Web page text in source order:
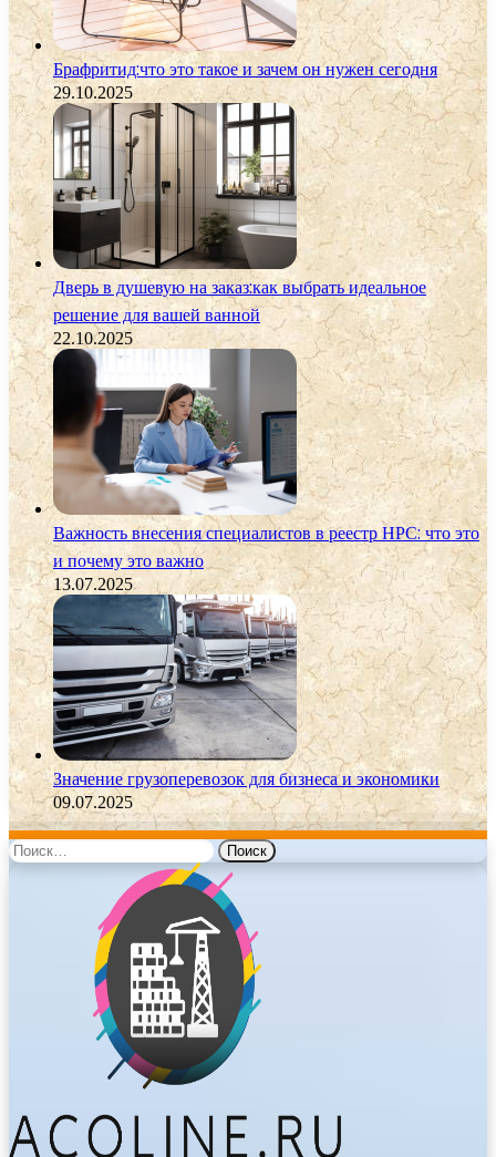
Брафритид:что это такое и зачем он нужен сегодня
29.10.2025
Дверь в душевую на заказ:как выбрать идеальное
решение для вашей ванной
22.10.2025
Важность внесения специалистов в реестр НРС: что это
и почему это важно
13.07.2025
Значение грузоперевозок для бизнеса и экономики
09.07.2025
Найти: